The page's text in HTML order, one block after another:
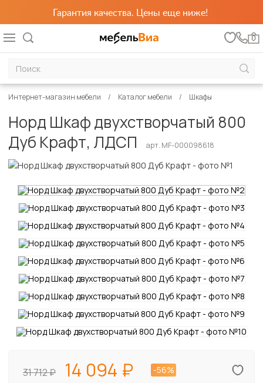
Гарантия качества. Цены еще ниже!
0
Интернет-магазин мебели Каталог мебели Шкафы
Норд Шкаф двухстворчатый 800
Дуб Крафт, ЛДСП
арт. MF-000098618
31 712 14 094
-56%